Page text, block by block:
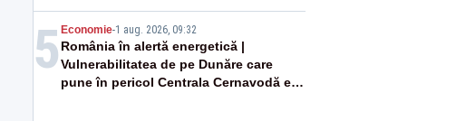
40°C
5 Economie-1 aug. 2026, 09:32
România în alertă energetică |
Vulnerabilitatea de pe Dunăre care
pune în pericol Centrala Cernavodă era